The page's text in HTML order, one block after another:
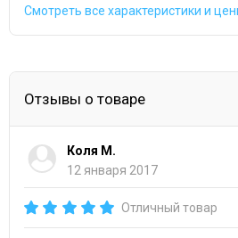
Смотреть все характеристики и
Отзывы о товаре
Коля М.
12 января 2017
Отличный товар